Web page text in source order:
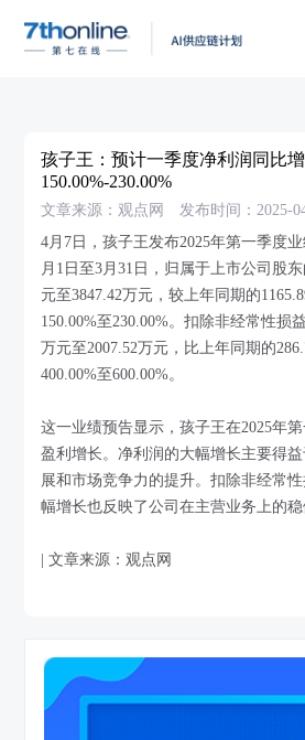
孩子王：预计一季度净利润同比
150.00%-230.00%
文章来源：观点网
发布时间：2025-
4月7日，孩子王发布2025年第一季度
月1日至3月31日，归属于上市公司股
元至3847.42万元，较上年同期的
150.00%至230.00%。扣除非经常性损
万元至2007.52万元，比上年同期的
400.00%至600.00%。
这一业绩预告显示，孩子王在2025年
盈利增长。净利润的大幅增长主要得
展和市场竞争力的提升。扣除非经常
幅增长也反映了公司在主营业务上的稳
| 文章来源：观点网